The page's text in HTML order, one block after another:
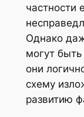
частности
Однако
могут
они
схему
развитию